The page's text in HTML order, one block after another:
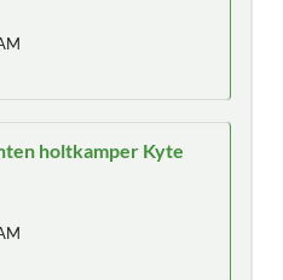
holtkamper Kyte